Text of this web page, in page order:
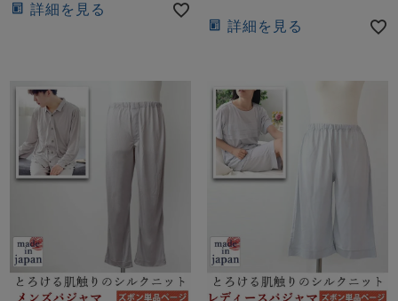
詳細を見る
詳細を見る